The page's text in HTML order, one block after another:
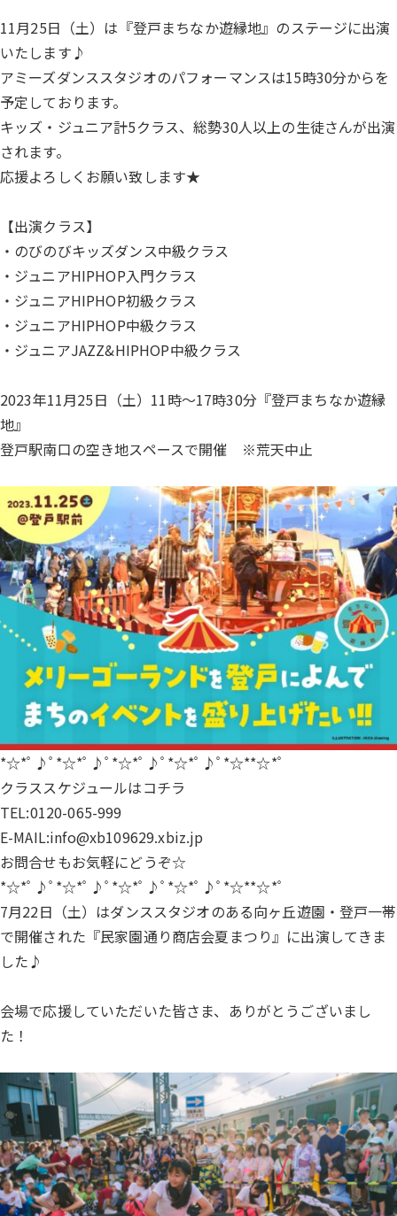
11月25日（土）は『登戸まちなか遊縁地』のステージに出演
いたします♪
アミーズダンススタジオのパフォーマンスは15時30分からを
予定しております。
キッズ・ジュニア計5クラス、総勢30人以上の生徒さんが出演
されます。
応援よろしくお願い致します★
【出演クラス】
・のびのびキッズダンス中級クラス
・ジュニアHIPHOP入門クラス
・ジュニアHIPHOP初級クラス
・ジュニアHIPHOP中級クラス
・ジュニアJAZZ&HIPHOP中級クラス
2023年11月25日（土）11時～17時30分『登戸まちなか遊縁
地』
登戸駅南口の空き地スペースで開催 ※荒天中止
*☆*ﾟ♪ﾟ*☆*ﾟ♪ﾟ*☆*ﾟ♪ﾟ*☆*ﾟ♪ﾟ*☆**☆*ﾟ
クラススケジュールはコチラ
TEL:0120-065-999
E-MAIL:info@xb109629.xbiz.jp
お問合せもお気軽にどうぞ☆
*☆*ﾟ♪ﾟ*☆*ﾟ♪ﾟ*☆*ﾟ♪ﾟ*☆*ﾟ♪ﾟ*☆**☆*ﾟ
7月22日（土）はダンススタジオのある向ヶ丘遊園・登戸一帯
で開催された『民家園通り商店会夏まつり』に出演してきま
した♪
会場で応援していただいた皆さま、ありがとうございまし
た！